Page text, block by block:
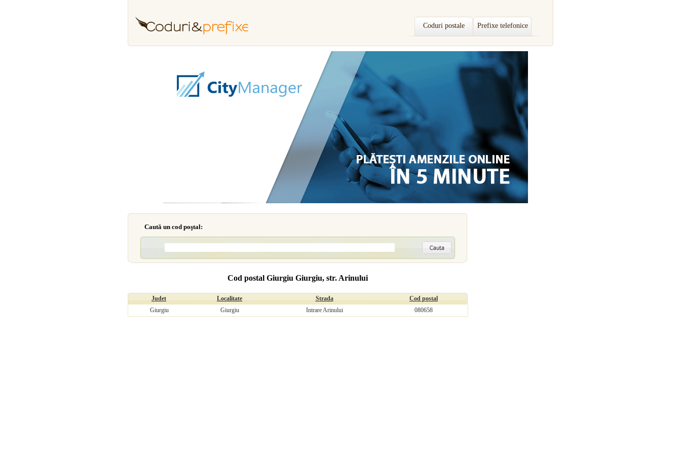
Coduri postale Prefixe telefonice
Caută un cod poştal:
Cod postal Giurgiu Giurgiu, str. Arinului
Judet Localitate Strada
Cod postal
Giurgiu
Giurgiu Intrare Arinului 080658